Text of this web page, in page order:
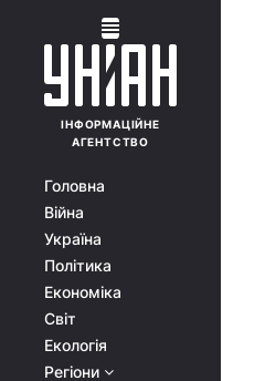
ІНФОРМАЦІЙНЕ
АГЕНТСТВО
Головна
Війна
Україна
Політика
Економіка
Світ
Екологія
Регіони